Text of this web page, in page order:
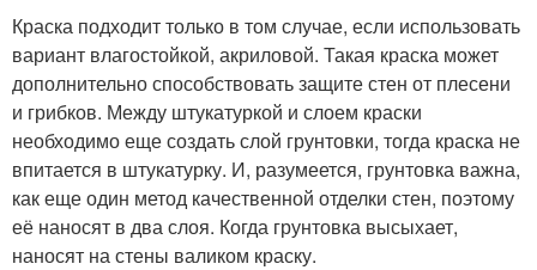
Краска подходит только в том случае, если использовать
вариант влагостойкой, акриловой. Такая краска может
дополнительно способствовать защите стен от плесени
и грибков. Между штукатуркой и слоем краски
необходимо еще создать слой грунтовки, тогда краска не
впитается в штукатурку. И, разумеется, грунтовка важна,
как еще один метод качественной отделки стен, поэтому
её наносят в два слоя. Когда грунтовка высыхает,
наносят на стены валиком краску.